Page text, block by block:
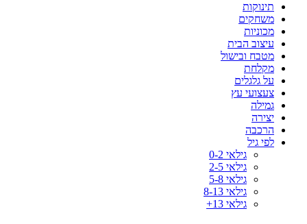
תינוקות
משחקים
מכוניות
עיצוב הבית
מטבח ובישול
מקלחת
על גלגלים
צעצועי עץ
גמילה
יצירה
הרכבה
לפי גיל
גילאי 0-2
גילאי 2-5
גילאי 5-8
גילאי 8-13
גילאי 13+